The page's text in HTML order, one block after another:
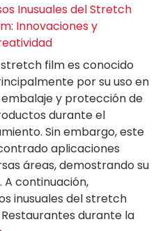
Inusuales del Stretch
Innovaciones y
stretch film es conocido
por su uso en
y protección de
durante el
Sin embargo, este
aplicaciones
áreas, demostrando su
A continuación,
inusuales del stretch
Restaurantes durante la